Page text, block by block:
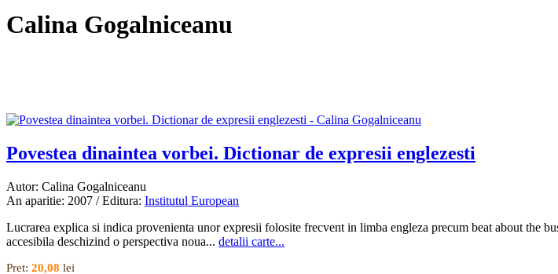
Calina Gogalniceanu
Povestea dinaintea vorbei. Dictionar de expresii englezesti
Autor: Calina Gogalniceanu
An aparitie: 2007 / Editura: Institutul European
Lucrarea explica si indica provenienta unor expresii folosite frecvent in limba engleza precum beat about the
accesibila deschizind o perspectiva noua... detalii carte...
Pret: 20,08 lei